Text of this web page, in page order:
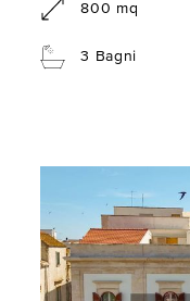
800 mq
3 Bagni